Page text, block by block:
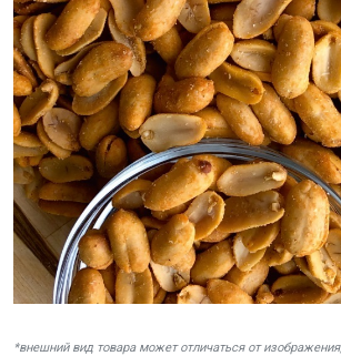
*внешний вид товара может отличаться от